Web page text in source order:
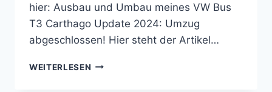
hier: Ausbau und Umbau meines VW Bus
T3 Carthago Update 2024: Umzug
abgeschlossen! Hier steht der Artikel…
WEITERLESEN BUSUMBAU